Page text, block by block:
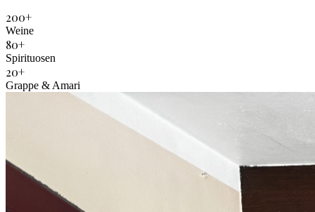
200+
Weine
80+
Spirituosen
20+
Grappe & Amari